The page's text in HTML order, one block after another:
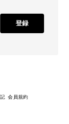
登録
会員規約